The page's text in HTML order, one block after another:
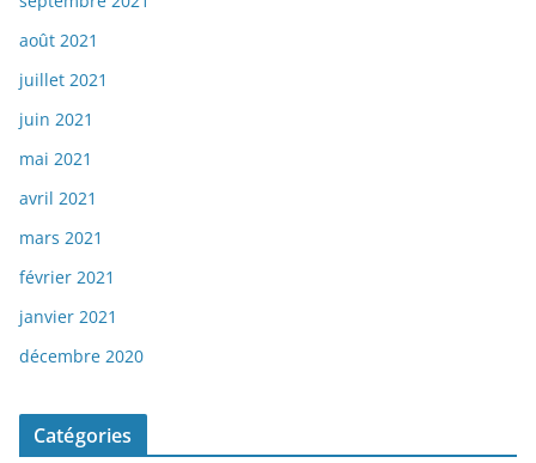
août 2021
juillet 2021
juin 2021
mai 2021
avril 2021
mars 2021
février 2021
janvier 2021
décembre 2020
Catégories